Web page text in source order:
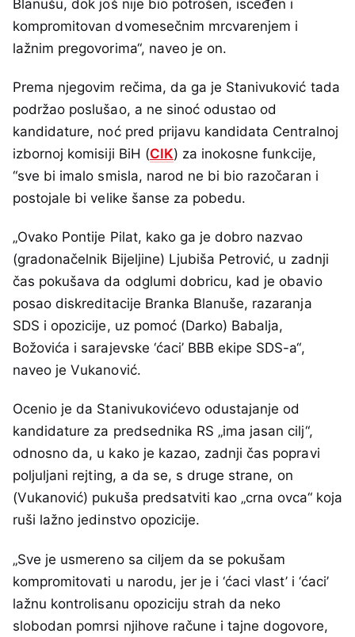
Blanušu, dok još nije bio potrošen, isceđen i
kompromitovan dvomesečnim mrcvarenjem i
lažnim pregovorima“, naveo je on.
Prema njegovim rečima, da ga je Stanivuković tada
podržao poslušao, a ne sinoć odustao od
kandidature, noć pred prijavu kandidata Centralnoj
izbornoj komisiji BiH (CIK) za inokosne funkcije,
“sve bi imalo smisla, narod ne bi bio razočaran i
postojale bi velike šanse za pobedu.
„Ovako Pontije Pilat, kako ga je dobro nazvao
(gradonačelnik Bijeljine) Ljubiša Petrović, u zadnji
čas pokušava da odglumi dobricu, kad je obavio
posao diskreditacije Branka Blanuše, razaranja
SDS i opozicije, uz pomoć (Darko) Babalja,
Božovića i sarajevske ‘ćaci’ BBB ekipe SDS-a“,
naveo je Vukanović.
Ocenio je da Stanivukovićevo odustajanje od
kandidature za predsednika RS „ima jasan cilj“,
odnosno da, u kako je kazao, zadnji čas popravi
poljuljani rejting, a da se, s druge strane, on
(Vukanović) pukuša predsatviti kao „crna ovca“ koja
ruši lažno jedinstvo opozicije.
„Sve je usmereno sa ciljem da se pokušam
kompromitovati u narodu, jer je i ‘ćaci vlast’ i ‘ćaci’
lažnu kontrolisanu opoziciju strah da neko
slobodan pomrsi njihove račune i tajne dogovore,